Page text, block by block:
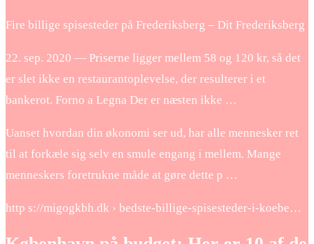
Fire billige spisesteder på Frederiksberg – Dit Frederiksberg
22. sep. 2020 — Priserne ligger mellem 58 og 120 kr, så det
er slet ikke en restaurantoplevelse, der resulterer i et
bankerot. Forno a Legna Der er næsten ikke …
Uanset hvordan din økonomi ser ud, har alle mennesker ret
til at forkæle sig selv en smule engang i mellem. Mange
menneskers foretrukne måde at gøre dette p …
http s://migogkbh.dk › bedste-billige-spisesteder-i-koebe…